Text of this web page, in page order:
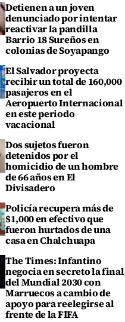
Detienen a un joven
denunciado por intentar
reactivar la pandilla
Barrio 18 Sureños en
colonias de Soyapango
El Salvador proyecta
recibir un total de 160,000
pasajeros en el
Aeropuerto Internacional
en este periodo
vacacional
Dos sujetos fueron
detenidos por el
homicidio de un hombre
de 66 años en El
Divisadero
Policía recupera más de
$1,000 en efectivo que
fueron hurtados de una
casa en Chalchuapa
The Times: Infantino
negocia en secreto la final
del Mundial 2030 con
Marruecos a cambio de
apoyo para reelegirse al
frente de la FIFA